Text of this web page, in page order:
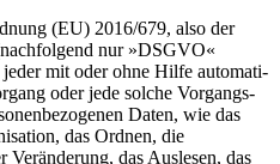
(EU) 2016/679, also der
nur »DSGVO«
mit oder ohne Hilfe automa­ti­
oder jede solche Vorgangs­
Daten, wie das
das Ordnen, die
Verän­derung, das Auslesen, das